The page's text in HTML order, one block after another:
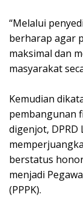
“Melalui
berharap agar
maksimal dan
masyarakat
Kemudian
pembangunan
digenjot, DPRD
berstatus
menjadi
(PPPK).